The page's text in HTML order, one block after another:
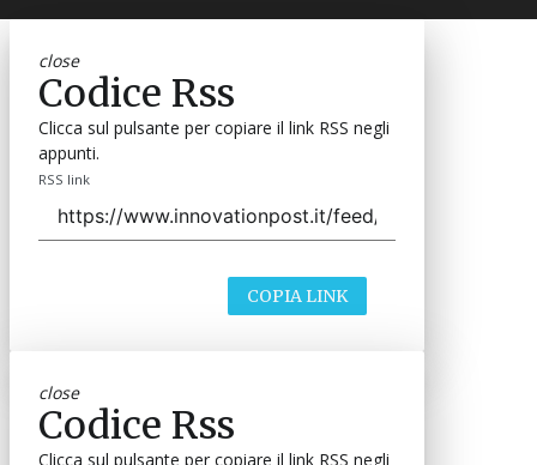
close
Codice Rss
Clicca sul pulsante per copiare il link RSS negli
appunti.
RSS link
COPIA LINK
close
Codice Rss
Clicca sul pulsante per copiare il link RSS negli